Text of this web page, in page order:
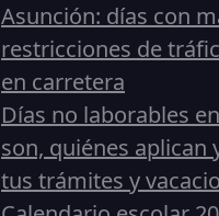
Asunción: días con
restricciones de
en carretera
Días no laborables
son, quiénes aplican
tus trámites y